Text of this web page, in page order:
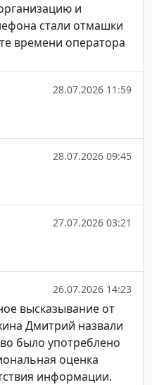
и
стали отмашки
времени оператора
28.07.2026 11:59
28.07.2026 09:45
27.07.2026 03:21
26.07.2026 14:23
высказывание от
Дмитрий назвали
было употреблено
оценка
информации.